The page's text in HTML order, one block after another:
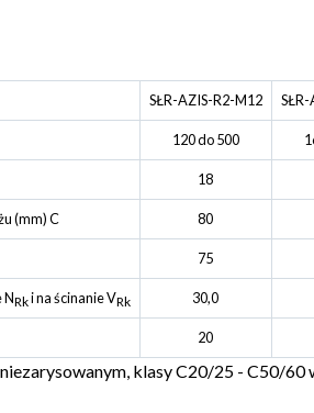
SŁR-AZIS-R2-M12
120 do 500
18
(mm) C 80
75
NRki na ścinanie VRk 30,0
20
klasy C20/25 - C50/